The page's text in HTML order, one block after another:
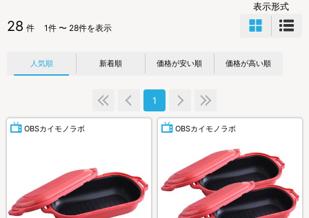
28 件 1件 〜 28件を表示
表示形式
人気順 新着順 価格が安い順 価格が高い順
1
OBSカイモノラボ OBSカイモノラボ